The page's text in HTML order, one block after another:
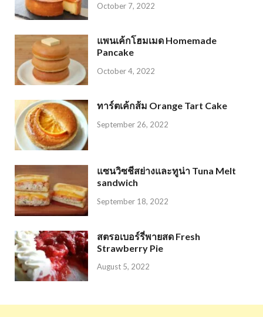
October 7, 2022
แพนเค้กโฮมเมด Homemade
Pancake
October 4, 2022
ทาร์ตเค้กส้ม Orange Tart Cake
September 26, 2022
แซนวิซชีสย่างและทูน่า Tuna Melt
sandwich
September 18, 2022
สตรอเบอร์รี่พายสด Fresh
Strawberry Pie
August 5, 2022